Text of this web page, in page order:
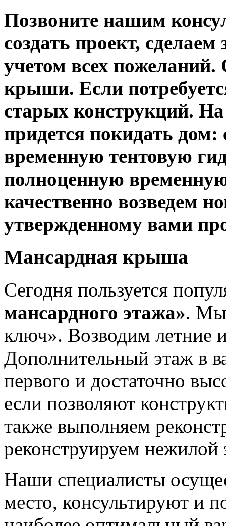
Позвоните нашим
создать проект,
учетом всех
крыши. Если
старых конструкций.
придется покидать
временную тентовую
полноценную
качественно возведем
утвержденному вами
Мансардная крыша
Сегодня пользуется
мансардного этажа». Мы
ключ». Возводим летние
Дополнительный этаж в
первого и достаточно
если позволяют
также выполняем
реконструируем
Наши специалисты
место, консультируют и